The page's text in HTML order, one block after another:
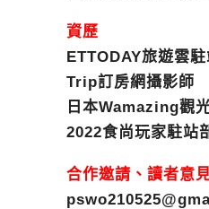
資歷
ETTODAY旅遊雲
Trip訂房網攝影師
日本Wamazing觀
2022食尚玩家駐站
合作邀請、讀者意